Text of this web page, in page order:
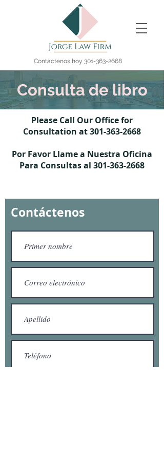
Contáctenos hoy 301-363-2668
Consulta de libro
Please Call Our Office for
Consultation at301-363-2668
Por Favor Llame a Nuestra Oficina
Para Consultas al 301-363-2668
Contáctenos